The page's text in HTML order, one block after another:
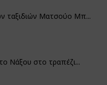
ταξιδιών Ματσούο Μπ...
Νάξου στο τραπέζι...